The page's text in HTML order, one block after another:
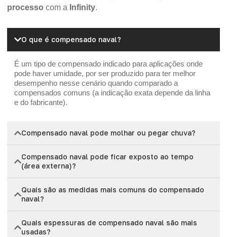
processo com a Infinity.
O que é compensado naval?
É um tipo de compensado indicado para aplicações onde
pode haver umidade, por ser produzido para ter melhor
desempenho nesse cenário quando comparado a
compensados comuns (a indicação exata depende da linha
e do fabricante).
Compensado naval pode molhar ou pegar chuva?
Compensado naval pode ficar exposto ao tempo
(área externa)?
Quais são as medidas mais comuns do compensado
naval?
Quais espessuras de compensado naval são mais
usadas?